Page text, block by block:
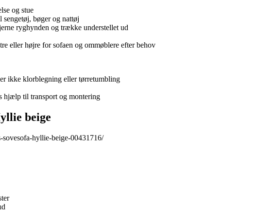
og stue
sengetøj, bøger og nattøj
ryghynden og trække understellet ud
eller højre for sofaen og ommøblere efter behov
ikke klorblegning eller tørretumbling
hjælp til transport og montering
beige
hyllie-beige-00431716/